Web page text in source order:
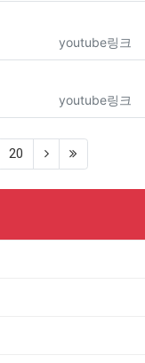
등록자
youtube링크
등록자
youtube링크
20